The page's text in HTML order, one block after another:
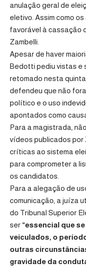
anulação geral de
eletivo. Assim como
favorável à cassação
Zambelli.
Apesar de haver
Bedotti pediu vistas e
retomado nesta
defendeu que não
político e o uso
apontados como
Para a magistrada,
vídeos publicados por
críticas ao sistema
para comprometer a
os candidatos.
Para a alegação de
comunicação, a juíza
do Tribunal Superior
ser “essencial que
veiculados, o
outras
gravidade da